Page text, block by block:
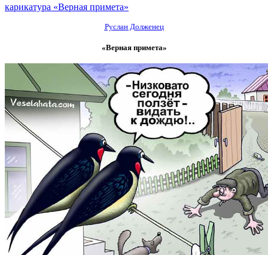
карикатура «Верная примета»
Руслан Долженец
«Верная примета»